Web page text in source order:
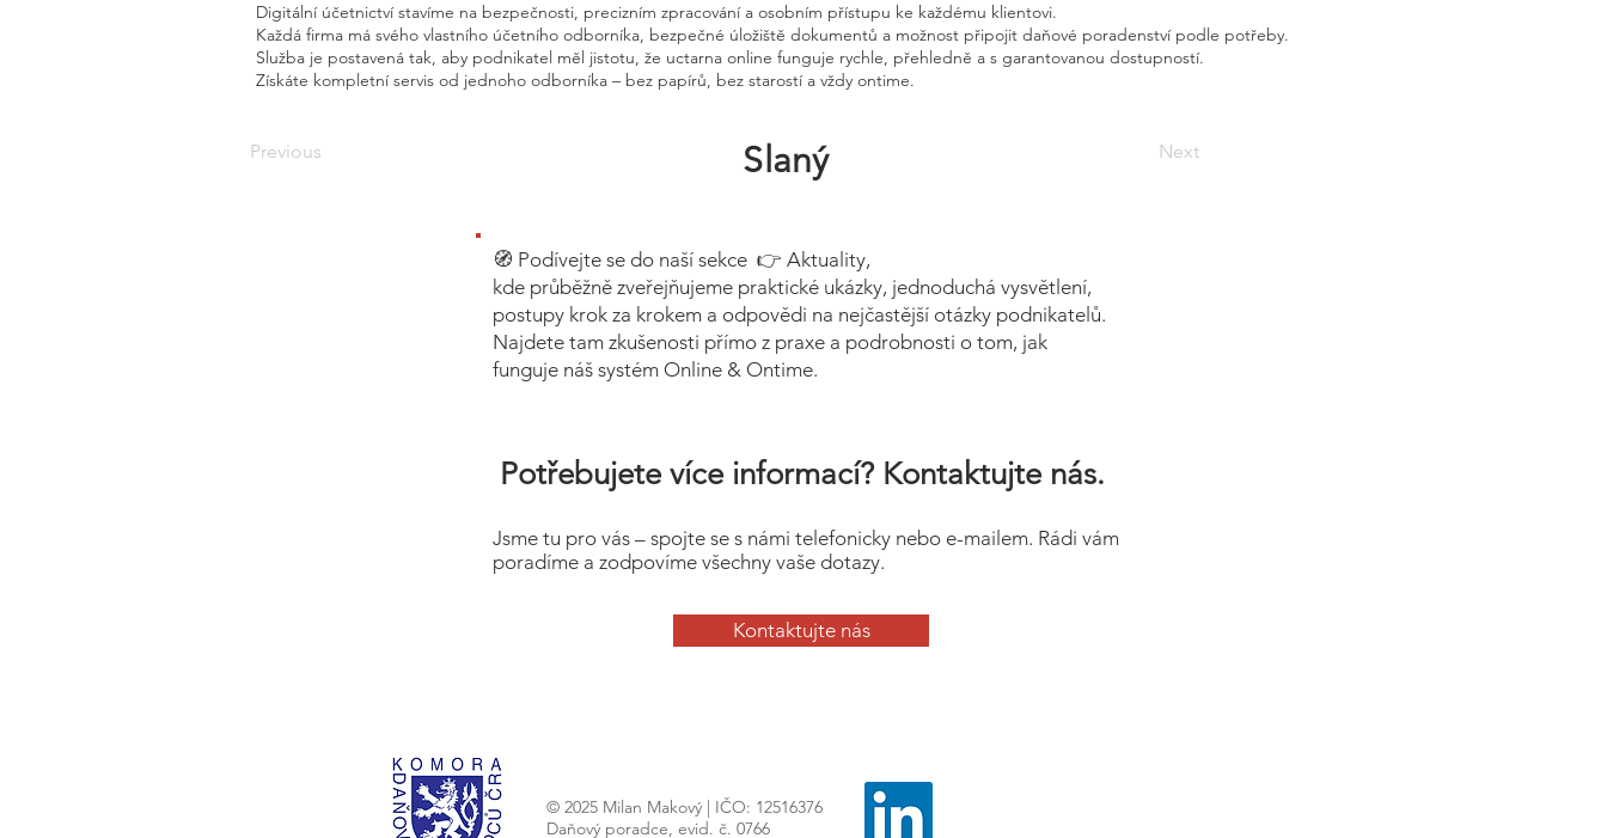
Digitální účetnictví stavíme na bezpečnosti, precizním zpracování a osobním přístupu ke každému klientovi.
Každá firma má svého vlastního účetního odborníka, bezpečné úložiště dokumentů a možnost připojit daňové poradenství podle potřeby.
Služba je postavená tak, aby podnikatel měl jistotu, že uctarna online funguje rychle, přehledně a s garantovanou dostupností.
Získáte kompletní servis od jednoho odborníka – bez papírů, bez starostí a vždy ontime.
Previous Next
Slaný
🧭 Podívejte se do naší sekce 👉 Aktuality,
kde průběžně zveřejňujeme praktické ukázky, jednoduchá vysvětlení,
postupy krok za krokem a odpovědi na nejčastější otázky podnikatelů.
Najdete tam zkušenosti přímo z praxe a podrobnosti o tom, jak
funguje náš systém Online & Ontime.
Potřebujete více informací? Kontaktujte nás.
Jsme tu pro vás – spojte se s námi telefonicky nebo e-mailem. Rádi vám
poradíme a zodpovíme všechny vaše dotazy.
Kontaktujte nás
© 2025 Milan Makový | IČO: 12516376
Daňový poradce, evid. č. 0766